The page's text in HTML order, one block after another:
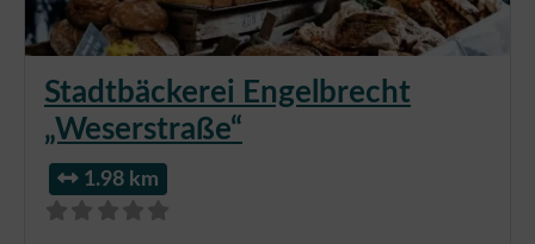
Stadtbäckerei Engelbrecht
„Weserstraße“
1.98 km